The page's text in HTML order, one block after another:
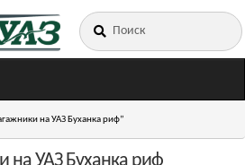
Искать:
на УАЗ Буханка риф”